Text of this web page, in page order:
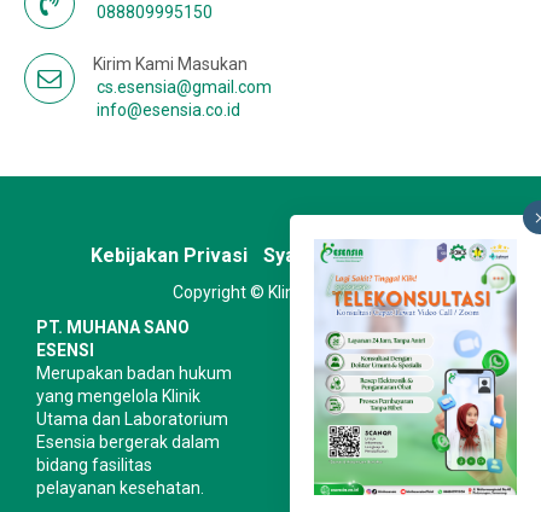
088809995150
Kirim Kami Masukan
cs.esensia@gmail.com
info@esensia.co.id
Kebijakan Privasi Syarat & Ketentuan
Copyright © Klinik Esensia
PT. MUHANA SANO
ESENSI
Merupakan badan hukum
yang mengelola Klinik
Utama dan Laboratorium
Esensia bergerak dalam
bidang fasilitas
pelayanan kesehatan.